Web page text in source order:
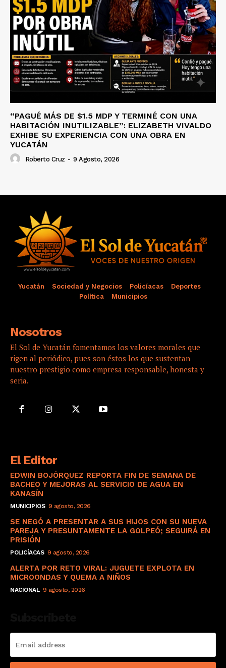
“PAGUÉ MÁS DE $1.5 MDP Y TERMINÉ CON UNA
HABITACIÓN INUTILIZABLE”: ELIZABETH VIVALDO
EXHIBE SU EXPERIENCIA CON UNA OBRA EN
YUCATÁN
Roberto Cruz - 9 Agosto, 2026
Yucatán Sociedad y Negocios Policíacas
Deportes
Política
Municipios
Nosotros
El Sol de Yucatán fomentamos los valores morales que
rigen al periódico, pues son éstos los que sustentan
nuestro prestigio como empresa responsable, honesta y
seria.
El Editor
EDWIN BOJÓRQUEZ REPORTA FIN DE SEMANA DE
BACHEO Y MEJORAS AL SERVICIO DE AGUA EN
KANASÍN
MUNICIPIOS 9 agosto, 2026
SE NEGÓ A PRESENTAR A SUS HIJOS CON SU NUEVA
PAREJA Y PRESUNTAMENTE LA GOLPEÓ; SEGUIRÁ EN
PRISIÓN
POLICÍACAS 9 agosto, 2026
ALERTA POR RETO VIRAL: JUGUETE EXPLOTA EN
MICROONDAS Y QUEMA A NIÑOS
NACIONAL 9 agosto, 2026